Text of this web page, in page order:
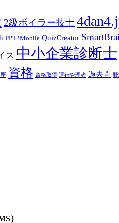
2級ボイラー技士
PPT2Mobile QuizCreator
ス 中小企業診断士
資格 資格取得 運行管理者 過去問 野
）